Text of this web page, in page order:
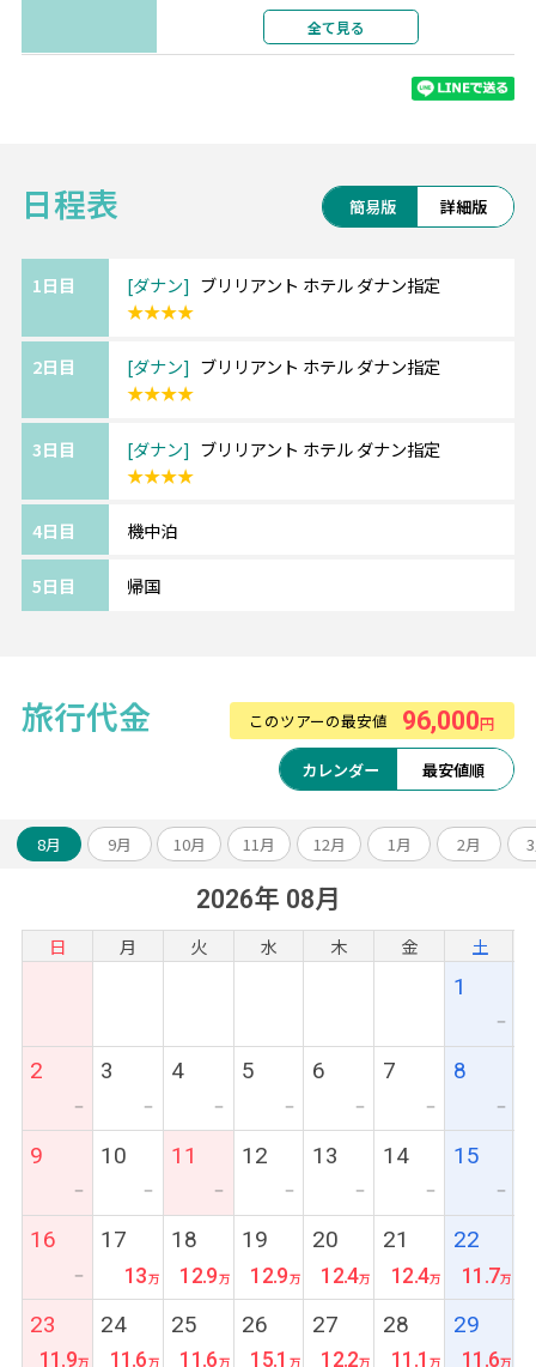
航空会社の格付けスカイトラックスで4ッ星認
ベトナム各地に接続可能で、他エリアとの周
*美しいハン川沿いのバクダン通りに面してま
*市内の観光地やエンターテインメントに大変
便利。
＜＜アレンジ自由自在＞＞
せっかくダナンに行くなら、少し足を延ばし
ロマンティックで風情のあるホイアンは写真
ご希望の場合は、スタッフまでご相談くださ
全て見る
日程表 簡易版 詳細版
1日目 ダナン
ブリリアント ホテル ダナン指定
★★★★
2日目 ダナン
ブリリアント ホテル ダナン指定
★★★★
3日目 ダナン
ブリリアント ホテル ダナン指定
★★★★
4日目 機中泊
5日目 帰国
旅行代金 このツアーの最安値 96,000円
カレンダー 最安値順
8月 9月 10月 11月 12月 1月 2月
2026年 08月
日 月 火 水 木 金 土
1
ー
2
ー
3
ー
4
ー
5
ー
6
ー
7
ー
8
ー
9
ー
10
ー
11
ー
12
ー
13
ー
14
ー
15
ー
16
ー
17
13
18
12.9
19
12.9
20
12.4
21
12.4
22
11.7
23
11.9
24
11.6
25
11.6
26
15.1
27
12.2
28
11.1
29
11.6